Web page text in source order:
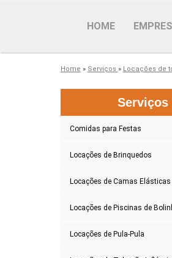
HOME
Home » Serviços » Locações de
Serviços
Comidas para Festas
Locações de Brinquedos
Locações de Camas Elásticas
Locações de Piscinas de
Locações de Pula-Pula